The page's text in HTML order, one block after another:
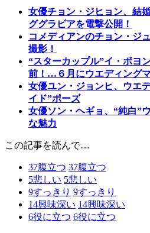
女優チョン・ジヒョン、結
ググラビアを電撃公開！
コメディアンのチョン・ジ
撮影！
“スターカップル”イ・ボヨ
前！…６月にウエディング
女優ユン・ジョンヒ、ウエ
イド”ポーズ
女優ソン・ヘギョ、“純白”
な魅力
この記事を読んで…
37腹立つ 37腹立つ
5悲しい 5悲しい
9すっきり 9すっきり
14興味深い 14興味深い
6役に立つ 6役に立つ